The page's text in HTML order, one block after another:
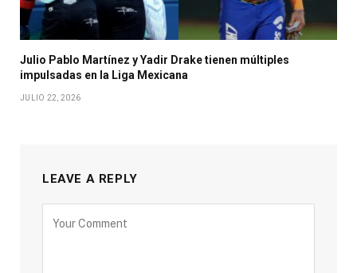
Julio Pablo Martínez y Yadir Drake tienen múltiples
impulsadas en la Liga Mexicana
JULIO 22, 2026
LEAVE A REPLY